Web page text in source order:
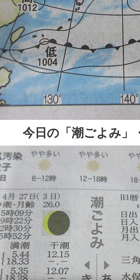
今日の「潮ごよみ」